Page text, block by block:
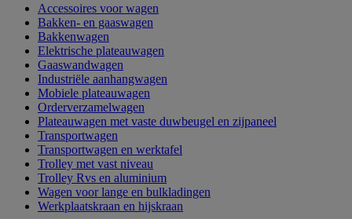
Accessoires voor wagen
Bakken- en gaaswagen
Bakkenwagen
Elektrische plateauwagen
Gaaswandwagen
Industriële aanhangwagen
Mobiele plateauwagen
Orderverzamelwagen
Plateauwagen met vaste duwbeugel en zijpaneel
Transportwagen
Transportwagen en werktafel
Trolley met vast niveau
Trolley Rvs en aluminium
Wagen voor lange en bulkladingen
Werkplaatskraan en hijskraan